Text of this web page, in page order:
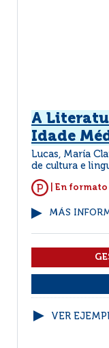
A
Idade
Lucas, María
de cultura e
| En
MÁS
VER